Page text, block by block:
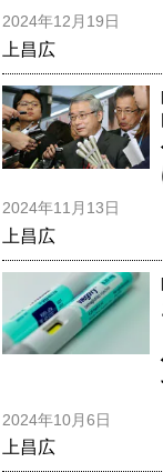
2024年12月19日
上昌広
2024年11月13日
上昌広
2024年10月6日
上昌広